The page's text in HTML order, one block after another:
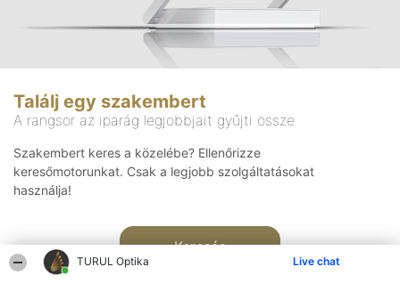
TURUL Optika Live chat
Találj egy szakembert
A rangsor az iparág legjobbjait gyűjti össze
Szakembert keres a közelébe? Ellenőrizze
keresőmotorunkat. Csak a legjobb szolgáltatásokat
használja!
Keresés